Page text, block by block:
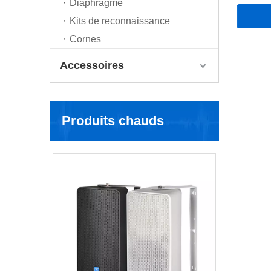
Diaphragme
Kits de reconnaissance
Cornes
Accessoires
Produits chauds